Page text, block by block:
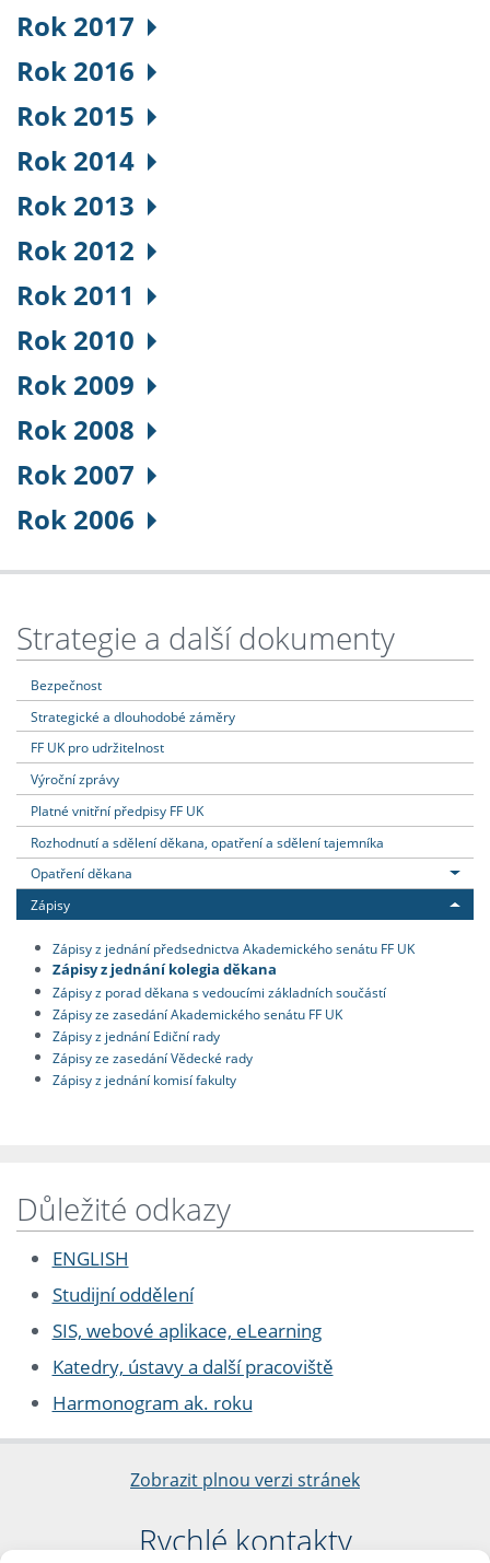
Rok 2017
Rok 2016
Rok 2015
Rok 2014
Rok 2013
Rok 2012
Rok 2011
Rok 2010
Rok 2009
Rok 2008
Rok 2007
Rok 2006
Strategie a další dokumenty
Bezpečnost
Strategické a dlouhodobé záměry
FF UK pro udržitelnost
Výroční zprávy
Platné vnitřní předpisy FF UK
Rozhodnutí a sdělení děkana, opatření a sdělení tajemníka
Opatření děkana
Zápisy
Zápisy z jednání předsednictva Akademického senátu FF UK
Zápisy z jednání kolegia děkana
Zápisy z porad děkana s vedoucími základních součástí
Zápisy ze zasedání Akademického senátu FF UK
Zápisy z jednání Ediční rady
Zápisy ze zasedání Vědecké rady
Zápisy z jednání komisí fakulty
Důležité odkazy
ENGLISH
Studijní oddělení
SIS, webové aplikace, eLearning
Katedry, ústavy a další pracoviště
Harmonogram ak. roku
Zobrazit plnou verzi stránek
Rychlé kontakty